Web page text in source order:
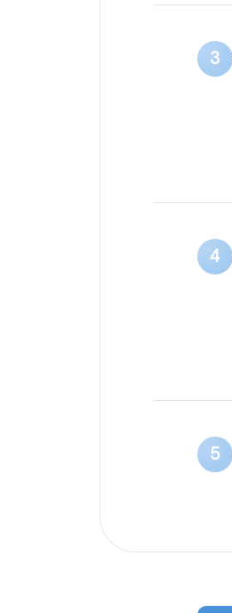
3
4
5